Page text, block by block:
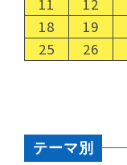
11
12
18
19
25
26
テーマ別